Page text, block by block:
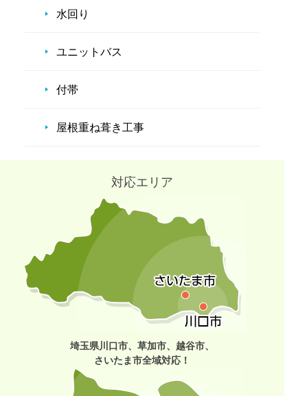
水回り
ユニットバス
付帯
屋根重ね葺き工事
対応エリア
埼玉県川口市、草加市、越谷市、
さいたま市全域対応！